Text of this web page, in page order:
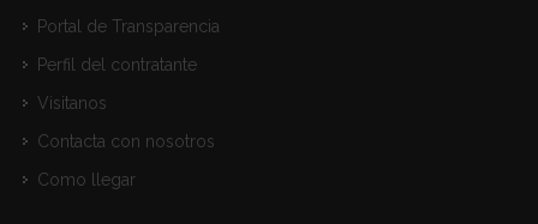
Portal de Transparencia
Perfil del contratante
Visitanos
Contacta con nosotros
Como llegar